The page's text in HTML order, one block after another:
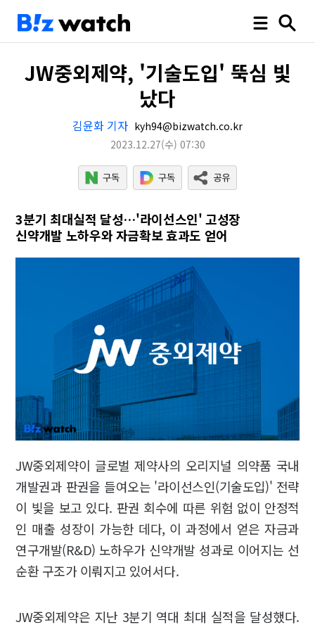
JW중외제약, '기술도입' 뚝심 빛
났다
김윤화 기자 kyh94@bizwatch.co.kr
2023.12.27(수) 07:30
3분기 최대실적 달성…'라이선스인' 고성장
신약개발 노하우와 자금확보 효과도 얻어
JW중외제약이 글로벌 제약사의 오리지널 의약품 국내
개발권과 판권을 들여오는 '라이선스인(기술도입)' 전략
이 빛을 보고 있다. 판권 회수에 따른 위험 없이 안정적
인 매출 성장이 가능한 데다, 이 과정에서 얻은 자금과
연구개발(R&D) 노하우가 신약개발 성과로 이어지는 선
순환 구조가 이뤄지고 있어서다.
JW중외제약은 지난 3분기 역대 최대 실적을 달성했다.